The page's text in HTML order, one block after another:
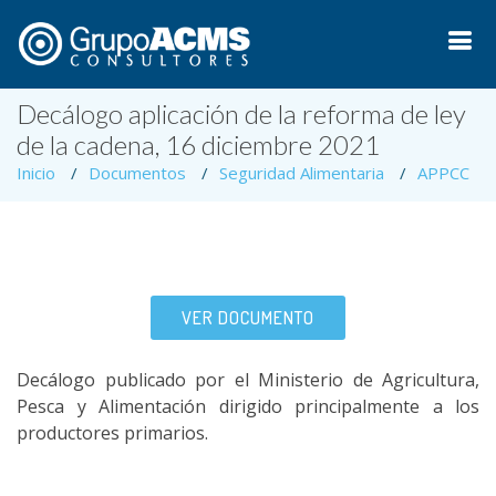
Decálogo aplicación de la reforma de ley
de la cadena, 16 diciembre 2021
Inicio Documentos Seguridad Alimentaria APPCC
VER DOCUMENTO
Decálogo publicado por el Ministerio de Agricultura,
Pesca y Alimentación dirigido principalmente a los
productores primarios.